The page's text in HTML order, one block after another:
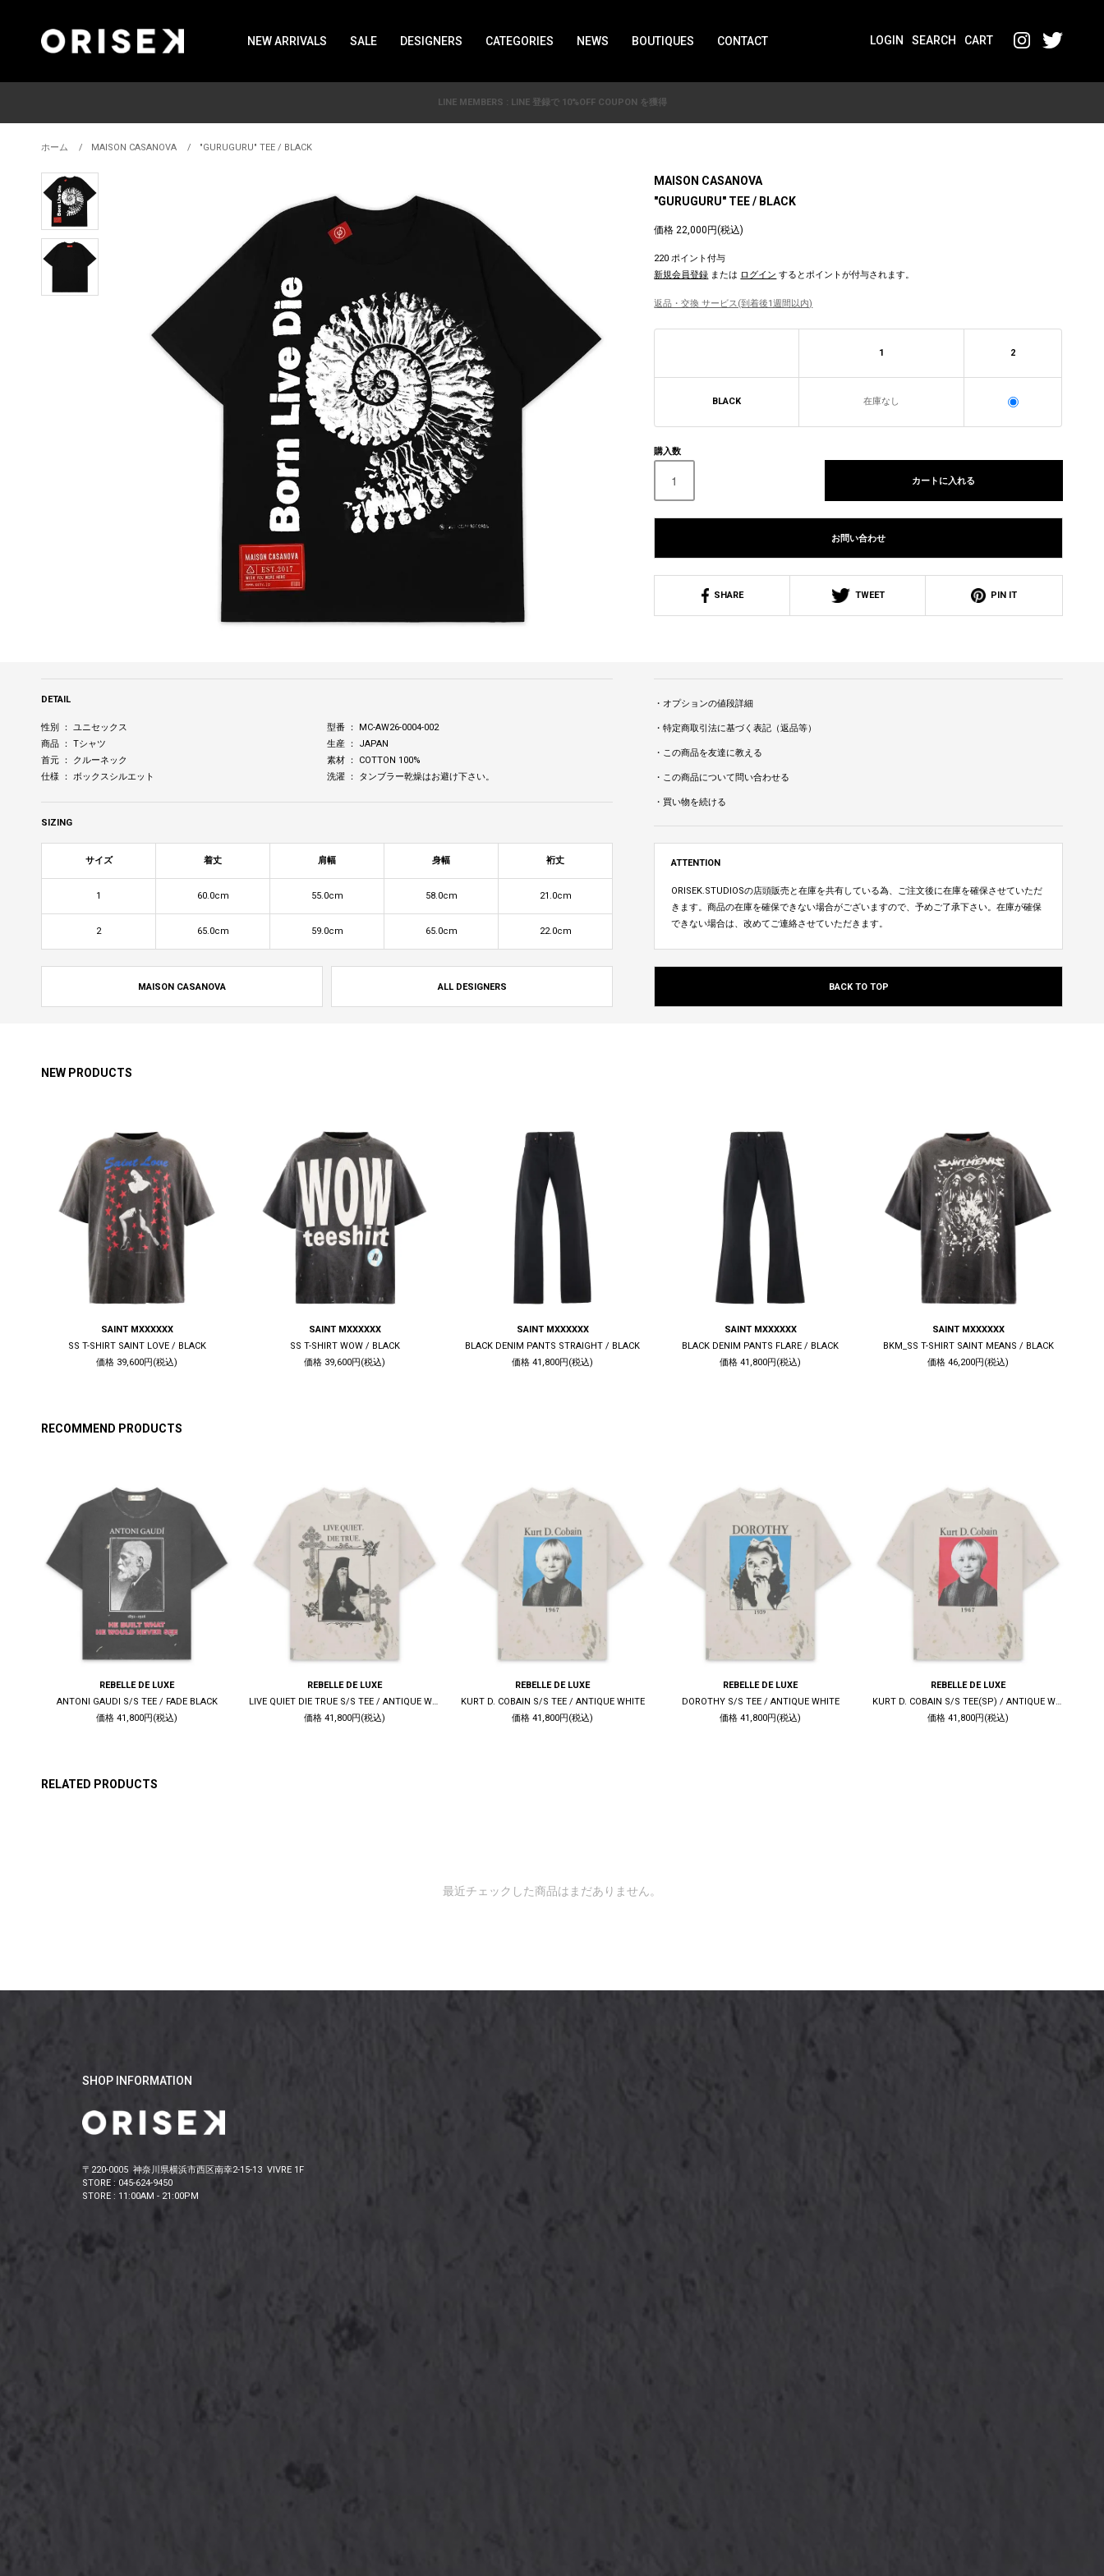
NEW ARRIVALS SALE DESIGNERS CATEGORIES NEWS BOUTIQUES CONTACT LOGIN SEARCH CART
LINE MEMBERS : LINE 登録で 10%OFF COUPON を獲得
ホーム MAISON CASANOVA "GURUGURU" TEE / BLACK
MAISON CASANOVA
"GURUGURU" TEE / BLACK
価格 22,000円(税込)
220 ポイント付与
新規会員登録 または ログイン するとポイントが付与されます。
返品・交換 サービス(到着後1週間以内)
1 2
BLACK 在庫なし
購入数
カートに入れる
お問い合わせ
SHARE TWEET PIN IT
DETAIL
性別 ： ユニセックス
商品 ： Tシャツ
首元 ： クルーネック
仕様 ： ボックスシルエット
型番 ： MC-AW26-0004-002
生産 ： JAPAN
素材 ： COTTON 100%
洗濯 ： タンブラー乾燥はお避け下さい。
SIZING
サイズ 着丈 肩幅 身幅 裄丈
1 60.0cm 55.0cm 58.0cm 21.0cm
2 65.0cm 59.0cm 65.0cm 22.0cm
MAISON CASANOVA ALL DESIGNERS
・オプションの値段詳細
・特定商取引法に基づく表記（返品等）
・この商品を友達に教える
・この商品について問い合わせる
・買い物を続ける
ATTENTION
ORISEK.STUDIOSの店頭販売と在庫を共有している為、ご注文後に在庫を確保させていただ
きます。商品の在庫を確保できない場合がございますので、予めご了承下さい。在庫が確保
できない場合は、改めてご連絡させていただきます。
BACK TO TOP
NEW PRODUCTS
SAINT MXXXXXX
SS T-SHIRT SAINT LOVE / BLACK
価格 39,600円(税込)
SAINT MXXXXXX
SS T-SHIRT WOW / BLACK
価格 39,600円(税込)
SAINT MXXXXXX
BLACK DENIM PANTS STRAIGHT / BLACK
価格 41,800円(税込)
SAINT MXXXXXX
BLACK DENIM PANTS FLARE / BLACK
価格 41,800円(税込)
SAINT MXXXXXX
BKM_SS T-SHIRT SAINT MEANS / BLACK
価格 46,200円(税込)
RECOMMEND PRODUCTS
REBELLE DE LUXE
ANTONI GAUDI S/S TEE / FADE BLACK
価格 41,800円(税込)
REBELLE DE LUXE
LIVE QUIET DIE TRUE S/S TEE / ANTIQUE WHITE
価格 41,800円(税込)
REBELLE DE LUXE
KURT D. COBAIN S/S TEE / ANTIQUE WHITE
価格 41,800円(税込)
REBELLE DE LUXE
DOROTHY S/S TEE / ANTIQUE WHITE
価格 41,800円(税込)
REBELLE DE LUXE
KURT D. COBAIN S/S TEE(SP) / ANTIQUE WHITE
価格 41,800円(税込)
RELATED PRODUCTS
最近チェックした商品はまだありません。
SHOP INFORMATION
〒220-0005 神奈川県横浜市西区南幸2-15-13 VIVRE 1F
STORE : 045-624-9450
STORE : 11:00AM - 21:00PM